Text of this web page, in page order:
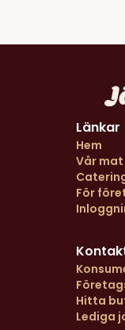
Länkar
Hem
Vår mat
För
Hitta
Lediga